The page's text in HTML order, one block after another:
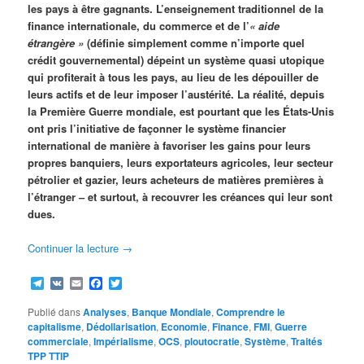
les pays à être gagnants. L’enseignement traditionnel de la
finance internationale, du commerce et de l’« aide
étrangère » (définie simplement comme n’importe quel
crédit gouvernemental) dépeint un système quasi utopique
qui profiterait à tous les pays, au lieu de les dépouiller de
leurs actifs et de leur imposer l’austérité. La réalité, depuis
la Première Guerre mondiale, est pourtant que les États-Unis
ont pris l’initiative de façonner le système financier
international de manière à favoriser les gains pour leurs
propres banquiers, leurs exportateurs agricoles, leur secteur
pétrolier et gazier, leurs acheteurs de matières premières à
l’étranger – et surtout, à recouvrer les créances qui leur sont
dues.
Continuer la lecture →
Telegram
VK EmailFacebook
Publié dansAnalyses, Banque Mondiale,Comprendre le
capitalisme, Dédollarisation, Economie,Finance,FMI,Guerre
commerciale,Impérialisme,OCS,ploutocratie,Système,Traités
TPP TTIP